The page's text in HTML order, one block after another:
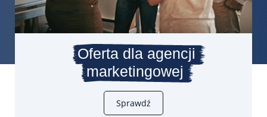
Oferta dla agencji
marketingowej
Sprawdź